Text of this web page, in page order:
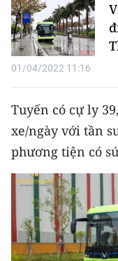
MEDIA CENTER
E-Magazine
Media Chính trị
Media Kinh tế
Media Văn hóa
Media Xã hội
Media Pháp luật
01/04/2022 11:16
Tuyến có cự ly
xe/ngày với tần
phương tiện có